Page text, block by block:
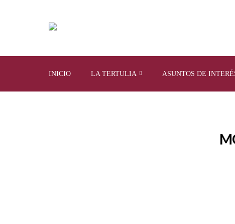
INICIO LA TERTULIA ASUNTOS DE